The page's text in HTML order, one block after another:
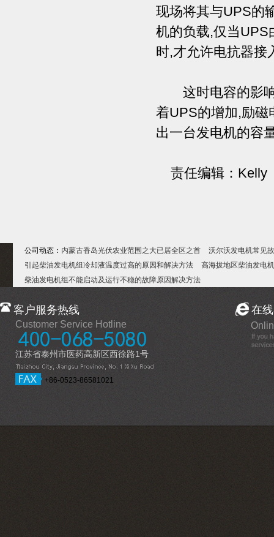
现场将其与UPS的
机的负载,仅当UPS
时,才允许电抗器接
这时电容的影响
着UPS的增加,励磁
出一台发电机的容
责任编辑：Kelly
公司动态： 内蒙古香岛光伏农业范围之大已居全区之首
沃尔沃发电机常见
引起柴油发电机组冷却液温度过高的原因和解决方法
高海拔地区柴油发电
柴油发电机组不能启动及运行不稳的故障原因解决方法
客户服务热线
Customer Service Hotline
江苏省泰州市医药高新区西徐路1号
+86-0523-86581021
在